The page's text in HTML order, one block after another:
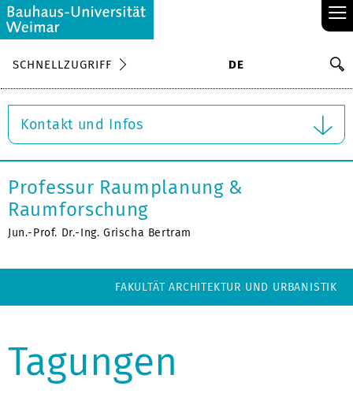
≡
SCHNELLZUGRIFF DE
Kontakt und Infos
Professur Raumplanung &
Raumforschung
Jun.-Prof. Dr.-Ing. Grischa Bertram
FAKULTÄT ARCHITEKTUR UND URBANISTIK
Tagungen